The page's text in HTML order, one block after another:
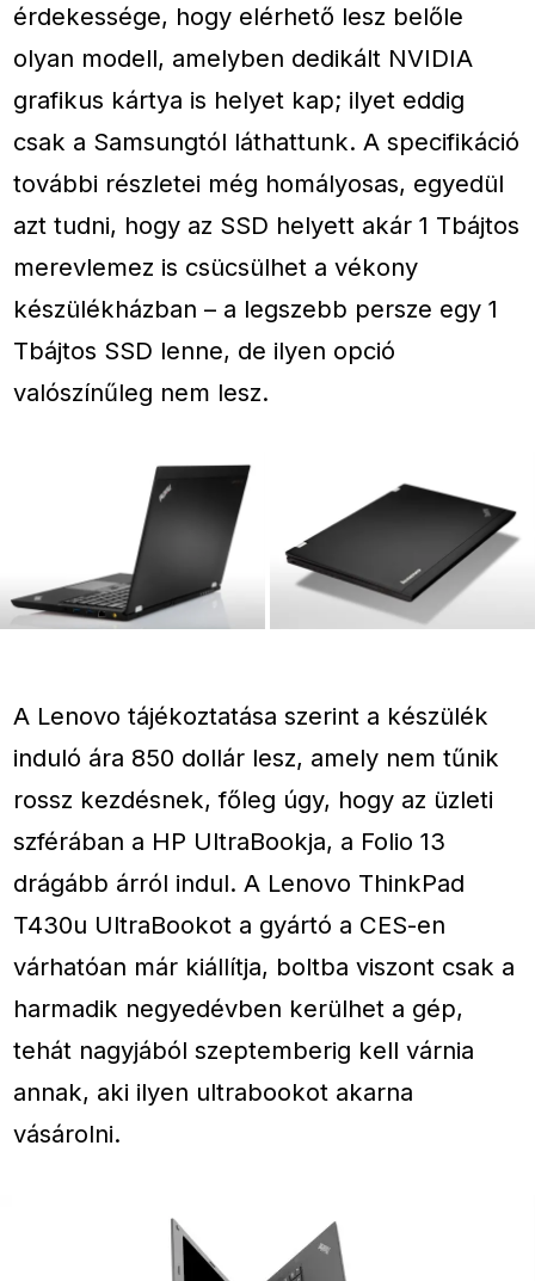
érdekessége, hogy elérhető lesz belőle
olyan modell, amelyben dedikált NVIDIA
grafikus kártya is helyet kap; ilyet eddig
csak a Samsungtól láthattunk. A specifikáció
további részletei még homályosas, egyedül
azt tudni, hogy az SSD helyett akár 1 Tbájtos
merevlemez is csücsülhet a vékony
készülékházban – a legszebb persze egy 1
Tbájtos SSD lenne, de ilyen opció
valószínűleg nem lesz.
A Lenovo tájékoztatása szerint a készülék
induló ára 850 dollár lesz, amely nem tűnik
rossz kezdésnek, főleg úgy, hogy az üzleti
szférában a HP UltraBookja, a Folio 13
drágább árról indul. A Lenovo ThinkPad
T430u UltraBookot a gyártó a CES-en
várhatóan már kiállítja, boltba viszont csak a
harmadik negyedévben kerülhet a gép,
tehát nagyjából szeptemberig kell várnia
annak, aki ilyen ultrabookot akarna
vásárolni.